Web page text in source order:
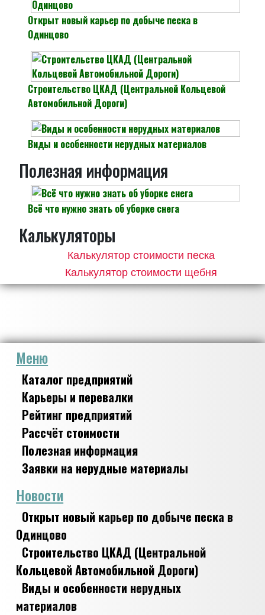
Открыт новый карьер по добыче песка в
Одинцово
Строительство ЦКАД (Центральной Кольцевой
Автомобильной Дороги)
Виды и особенности нерудных материалов
Полезная информация
Всё что нужно знать об уборке снега
Калькуляторы
Калькулятор стоимости песка
Калькулятор стоимости щебня
Меню
Каталог предприятий
Карьеры и перевалки
Рейтинг предприятий
Рассчёт стоимости
Полезная информация
Заявки на нерудные материалы
Новости
Открыт новый карьер по добыче песка в
Одинцово
Строительство ЦКАД (Центральной
Кольцевой Автомобильной Дороги)
Виды и особенности нерудных
материалов